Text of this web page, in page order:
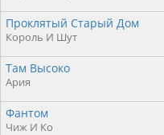
Проклятый Старый Дом
Король И Шут
Там Высоко
Ария
Фантом
Чиж И Ко